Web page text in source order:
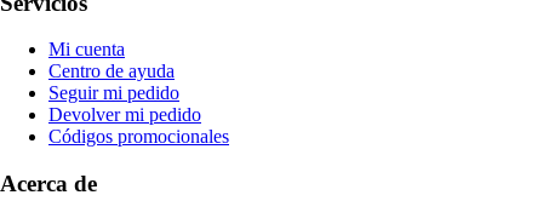
Mi cuenta
Centro de ayuda
Seguir mi pedido
Devolver mi pedido
Códigos promocionales
Acerca de